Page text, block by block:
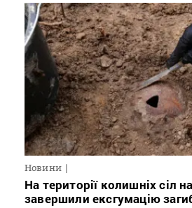
Новини
На території колишніх сіл
завершили ексгумацію